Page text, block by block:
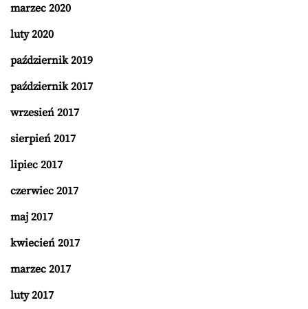
marzec 2020
luty 2020
październik 2019
październik 2017
wrzesień 2017
sierpień 2017
lipiec 2017
czerwiec 2017
maj 2017
kwiecień 2017
marzec 2017
luty 2017